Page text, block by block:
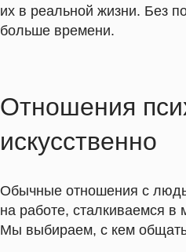
их в реальной жизни. Без
больше времени.
Отношения
искусственно
Обычные отношения с
на работе, сталкиваемся
Мы выбираем, с кем